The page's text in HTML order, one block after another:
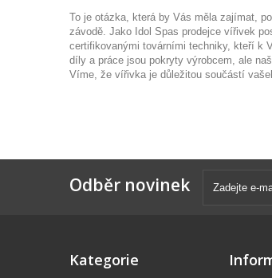
To je otázka, která by Vás měla zajímat,
závodě. Jako Idol Spas prodejce vířivek
certifikovanými továrními techniky, kteří k
díly a práce jsou pokryty výrobcem, ale
Víme, že vířivka je důležitou součástí
Odběr novinek
Kategorie